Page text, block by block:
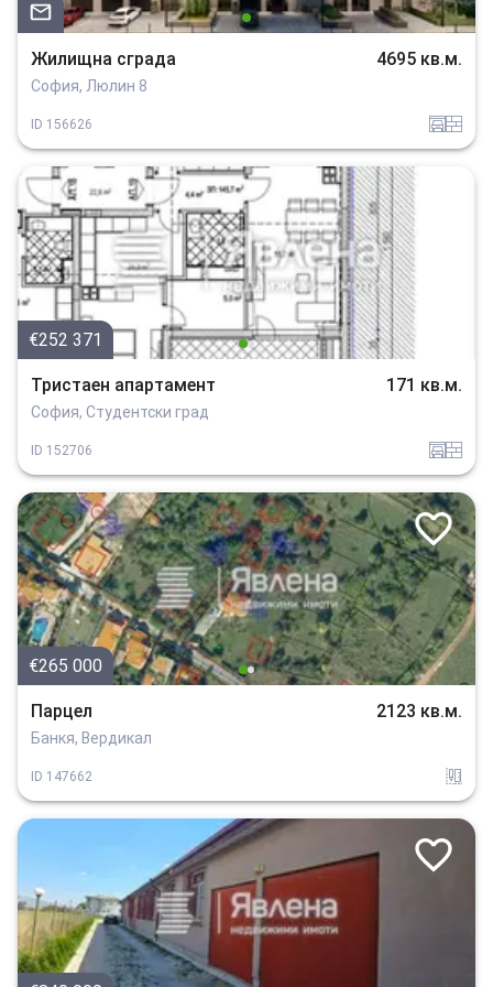
Жилищна сграда 4695 кв.м.
София, Люлин 8
ID 156626 garajtuhla
€252 371
Тристаен апартамент 171 кв.м.
София, Студентски град
ID 152706 garajtuhla
€265 000
Парцел 2123 кв.м.
Банкя, Вердикал
ID 147662 regulacia_na_parcela